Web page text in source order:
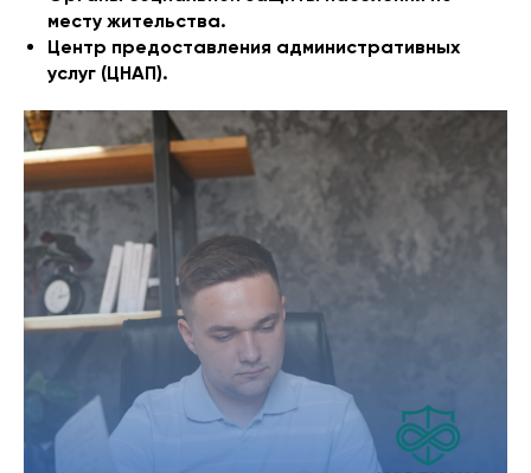
месту жительства.
Центр предоставления административных
услуг (ЦНАП).